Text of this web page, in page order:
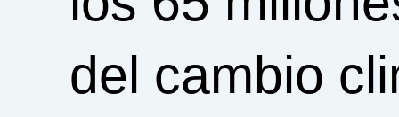
del cambio